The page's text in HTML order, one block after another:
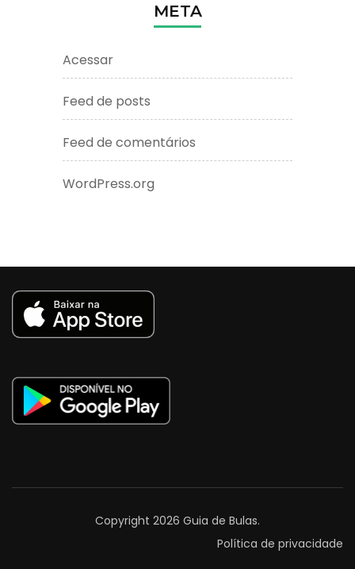
META
Acessar
Feed de posts
Feed de comentários
WordPress.org
Copyright 2026 Guia de Bulas.
Política de privacidade